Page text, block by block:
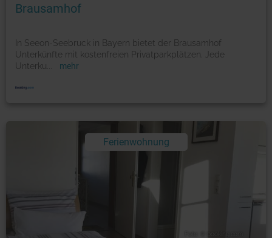
Brausamhof
In Seeon-Seebruck in Bayern bietet der Brausamhof
Unterkünfte mit kostenfreien Privatparkplätzen. Jede
Unterku
mehr
Ferienwohnung